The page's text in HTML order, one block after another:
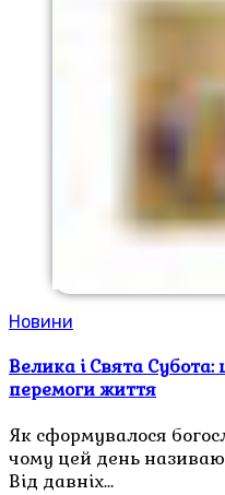
Новини
Велика і Свята Субота:
перемоги життя
Як сформувалося
чому цей день
Від давніх…